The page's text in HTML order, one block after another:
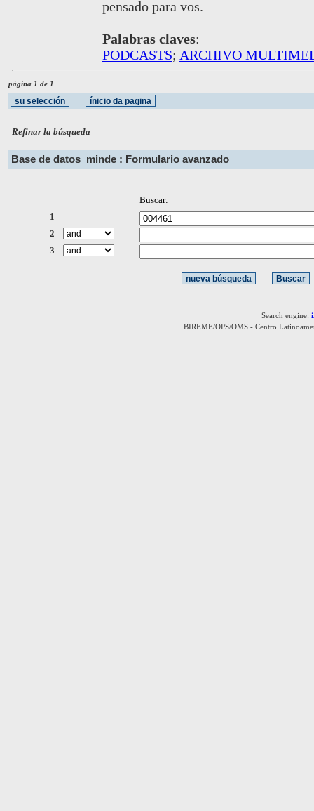
pensado para vos.
Palabras claves:
PODCASTS; ARCHIVO
página 1 de 1
Refinar la búsqueda
Base de datos minde : Formulario avanzado
Buscar:
1
2
3
Search engine:
BIREME/OPS/OMS - Centro